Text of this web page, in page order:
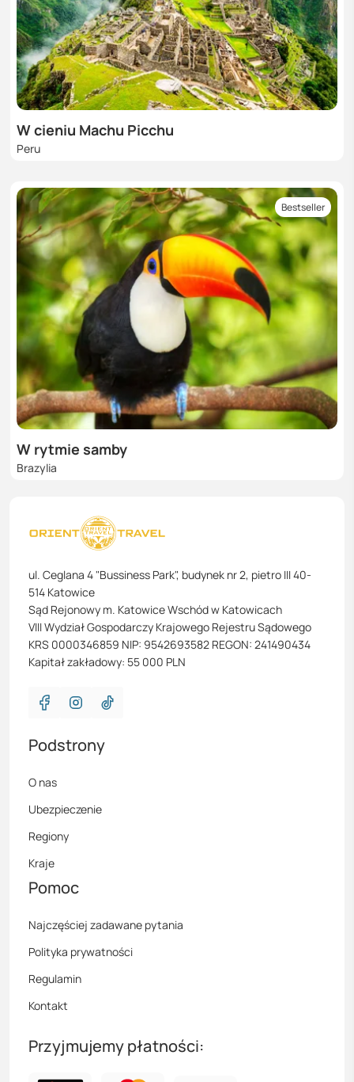
W cieniu Machu Picchu
Peru
Bestseller
W rytmie samby
Brazylia
ul. Ceglana 4 "Bussiness Park", budynek nr 2, pietro III 40-
514 Katowice
Sąd Rejonowy m. Katowice Wschód w Katowicach
VIII Wydział Gospodarczy Krajowego Rejestru Sądowego
KRS 0000346859 NIP: 9542693582 REGON: 241490434
Kapitał zakładowy: 55 000 PLN
Podstrony
O nas
Ubezpieczenie
Regiony
Kraje
Pomoc
Najczęściej zadawane pytania
Polityka prywatności
Regulamin
Kontakt
Przyjmujemy płatności: